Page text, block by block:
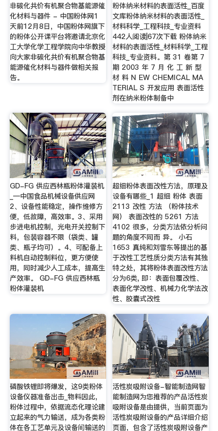
非碳化共价有机聚合物基能源催
化材料与器件 - 中国粉体网1
天前12月8日，中国粉体网旗下
的粉体公开课平台将邀请北京化
工大学化学工程学院向中华教授
向大家非碳化共价有机聚合物基
能源催化材料与器件做相关报
告。
粉体纳米材料的表面活性_百度
文库粉体纳米材料的表面活性_
材料科学_工程科技_专业资料
442人阅读|67次下载 粉体纳米
材料的表面活性_材料科学_工程
科技_专业资料。第 31 卷第 7
期 2003 年 7 月 化 工 新 型
材 料 N EW CHEMICAL MA
TERIAL S 开发应用 表面活性
剂在纳米粉体制备中
GD-FG 供应西林瓶粉体灌装机
_—中国食品机械设备供应网
2、设备性能稳定，操作维修方
便，低故障，高效率。3、采用
步进电机控制，光电开关控制下
料，包装容器不限（袋类、罐
类、瓶子均可）。4、可配备上
料机自动控制料位，更方便使
用，同时减少人工成本，提高生
产效率。 GD-FG 供应西林瓶
粉体灌装机
超细粉体表面改性方法，原理及
设备有哪些_1 超细 粉体 表面
2113 改性 方法 （粉体技术
网） 表面改性的 5261 方法
4102 很多，分类方法依分析问
题的角度不同而 异。 小石
1653 真纯和刘雪东等提出的基
于改性工艺性质分类方法有其独
特之处，其将粉体表面改性方法
分为6类, 即：表面包覆改性、
表面化学改性、机械力化学法改
性、胶囊式改性
磷酸铁锂即将爆发，这9类粉体
设备仪器准备出击_物料因此，
粉体过程中，依据流态化理论建
立起来的气力输送，成为各类粉
体在各工艺单元及设备间输送的
活性炭吸附设备-智能制造网智
能制造网为您推荐的产品活性炭
吸附设备是由提供，当前页面为
活性炭吸附设备的产品详细介绍
页面，包含了活性炭吸附设备产